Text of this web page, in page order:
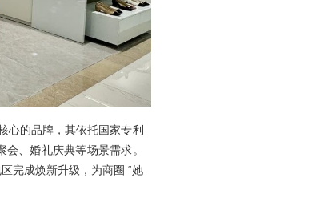
心的品牌，其依托国家专利
、婚礼庆典等场景需求。
完成焕新升级，为商圈 “她